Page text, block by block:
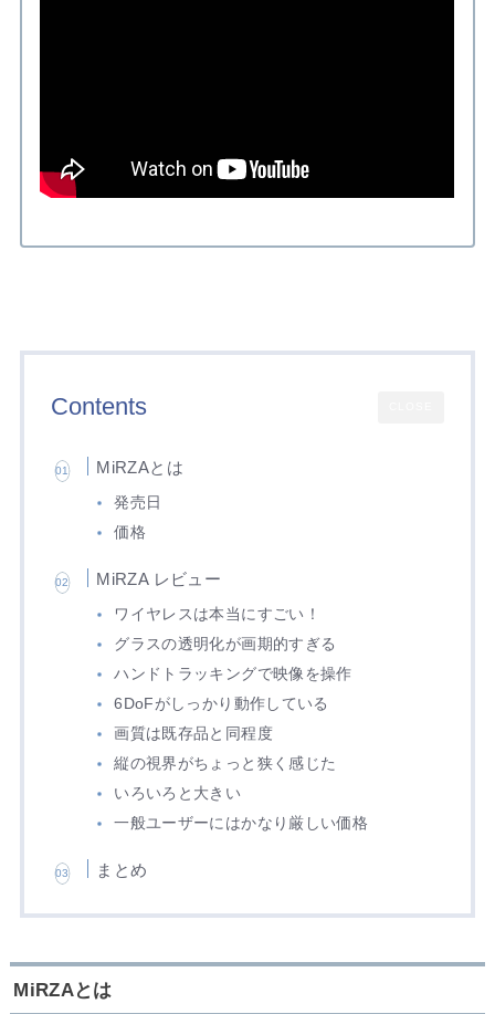
Contents
MiRZAとは
発売日
価格
MiRZA レビュー
ワイヤレスは本当にすごい！
グラスの透明化が画期的すぎる
ハンドトラッキングで映像を操作
6DoFがしっかり動作している
画質は既存品と同程度
縦の視界がちょっと狭く感じた
いろいろと大きい
一般ユーザーにはかなり厳しい価格
まとめ
MiRZAとは